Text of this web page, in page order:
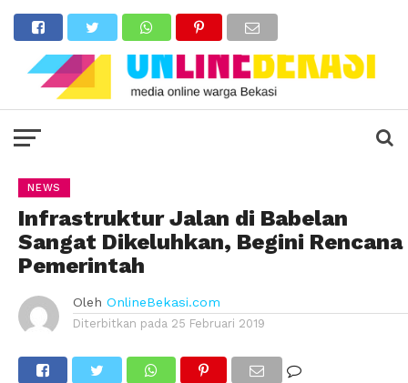
NEWS
Infrastruktur Jalan di Babelan
Sangat Dikeluhkan, Begini Rencana
Pemerintah
Oleh OnlineBekasi.com
Diterbitkan pada 25 Februari 2019